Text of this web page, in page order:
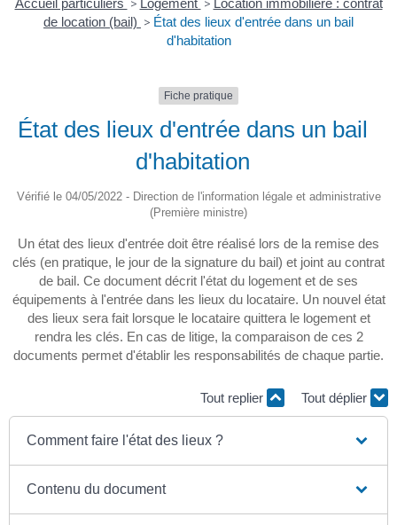
Accueil particuliers > Logement > Location immobilière : contrat
de location (bail) > État des lieux d'entrée dans un bail
d'habitation
Fiche pratique
État des lieux d'entrée dans un bail
d'habitation
Vérifié le 04/05/2022 - Direction de l'information légale et administrative
(Première ministre)
Un état des lieux d'entrée doit être réalisé lors de la remise des
clés (en pratique, le jour de la signature du bail) et joint au contrat
de bail. Ce document décrit l'état du logement et de ses
équipements à l'entrée dans les lieux du locataire. Un nouvel état
des lieux sera fait lorsque le locataire quittera le logement et
rendra les clés. En cas de litige, la comparaison de ces 2
documents permet d'établir les responsabilités de chaque partie.
Tout replier Tout déplier
Comment faire l'état des lieux ?
Contenu du document